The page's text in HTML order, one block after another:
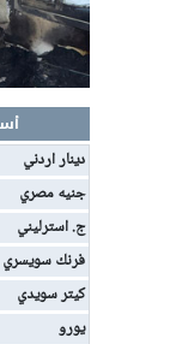
دينار اردني
جنيه مصري
ج. استرليني
فرنك سويسري
كيتر سويدي
يورو